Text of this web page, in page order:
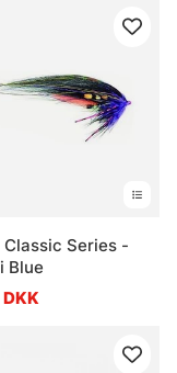
Classic Series -
Blue